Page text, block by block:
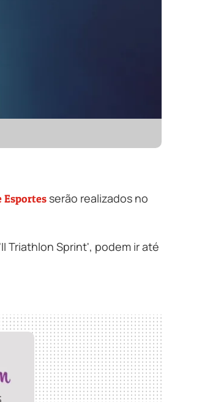
Esportes serão realizados no
Triathlon Sprint', podem ir até